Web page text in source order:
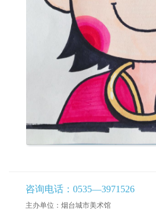
咨询电话：0535—3971526
主办单位：烟台城市美术馆